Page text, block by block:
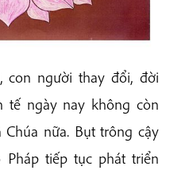
con người thay đổi, đời
tế ngày nay không còn
nữa. Bụt trông cậy
tiếp tục phát triển